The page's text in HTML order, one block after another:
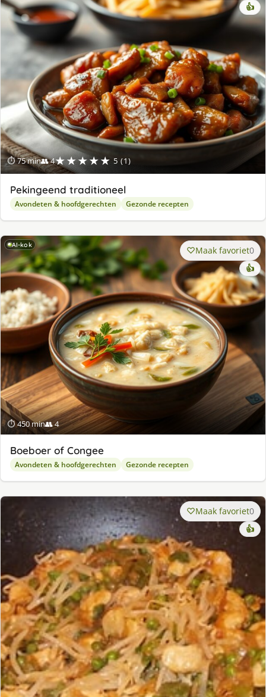
⏱ 75 min👥 4★★★★★ 5 (1)
👍
Pekingeend traditioneel
Avondeten & hoofdgerechten Gezonde recepten
AI-kok
⏱ 450 min👥 4
Maak favoriet0
👍
Boeboer of Congee
Avondeten & hoofdgerechten Gezonde recepten
Maak favoriet0
👍